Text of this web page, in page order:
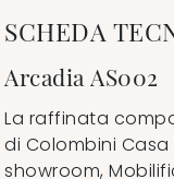
SCHEDA
Arcadia AS002
La raffinata
di Colombini
showroom,